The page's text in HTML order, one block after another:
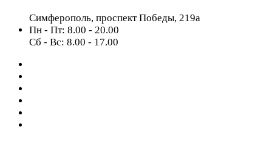
Симферополь, проспект Победы, 219а
Пн - Пт: 8.00 - 20.00
Сб - Вс: 8.00 - 17.00